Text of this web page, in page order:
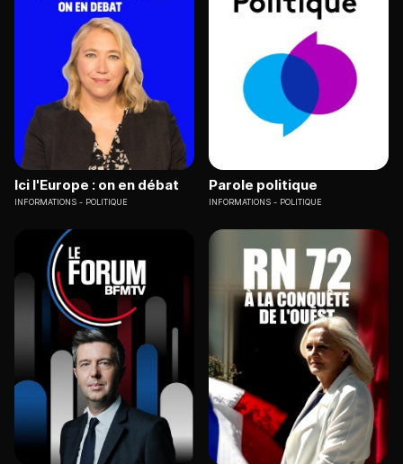
Ici l'Europe : on en débat
INFORMATIONS POLITIQUE
Parole politique
INFORMATIONS POLITIQUE